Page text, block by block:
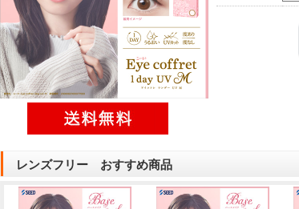
レンズフリー おすすめ商品